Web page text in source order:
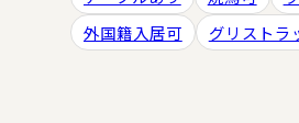
外国籍入居可
グリストラ